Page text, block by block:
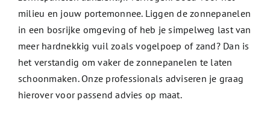
milieu en jouw portemonnee. Liggen de zonnepanelen
in een bosrijke omgeving of heb je simpelweg last van
meer hardnekkig vuil zoals vogelpoep of zand? Dan is
het verstandig om vaker de zonnepanelen te laten
schoonmaken. Onze professionals adviseren je graag
hierover voor passend advies op maat.